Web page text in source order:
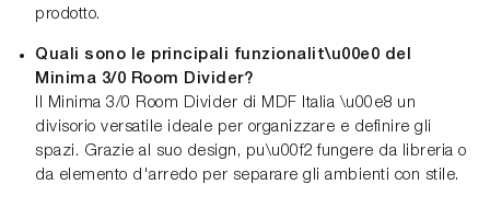
prodotto.
Quali sono le principali funzionalit\u00e0 del
Minima 3/0 Room Divider?
Il Minima 3/0 Room Divider di MDF Italia \u00e8 un
divisorio versatile ideale per organizzare e definire gli
spazi. Grazie al suo design, pu\u00f2 fungere da libreria o
da elemento d'arredo per separare gli ambienti con stile.